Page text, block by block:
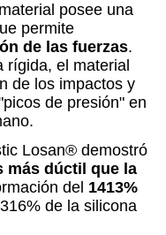
posee una
permite
de las fuerzas.
rígida, el material
de los impactos y
de presión" en
Losan® demostró
más dúctil que la
del 1413%
de la silicona